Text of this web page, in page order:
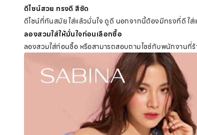
ดีไซน์สวย ทรงดี สีชัด
ดีไซน์ที่ทันสมัย ใส่แล้วมั่นใจ ดูดี นอกจากนี้ต้องมีทรงที่ดี ใส่
ลองสวมใส่ให้มั่นใจก่อนเลือกซื้อ
ลองสวมใส่ก่อนซื้อ หรือสามารถสอบถามไซซ์กับพนักงานที่